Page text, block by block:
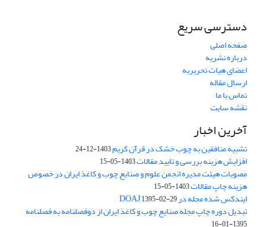
دسترسی سریع
صفحه اصلی
درباره نشریه
اعضای هیات تحریریه
ارسال مقاله
تماس با ما
نقشه سایت
آخرین اخبار
تشبیه منافقین به چوب خشک در قرآن کریم1403-12-24
افزایش هزینه بررسی و تایید مقالات1403-05-15
مصوبات هیئت مدیره انجمن علوم و صنایع چوب و کاغذ ایران در خصوص
هزینه چاپ مقالات1403-05-15
ایندکس شده مجله در DOAJ1395-02-29
تبدیل دوره چاپ مجله صنایع چوب و کاغذ ایران از دوفصلنامه به فصلنامه
1395-01-16